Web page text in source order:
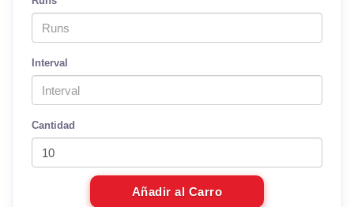
Interval
Cantidad
Añadir al Carro